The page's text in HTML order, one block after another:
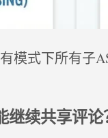
模式下所有子
续共享评论